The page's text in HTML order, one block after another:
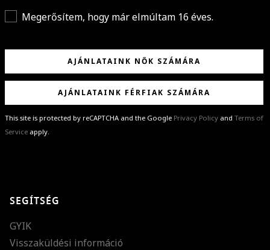
Megerősítem, hogy már elmúltam 16 éves.
AJÁNLATAINK NŐK SZÁMÁRA
AJÁNLATAINK FÉRFIAK SZÁMÁRA
This site is protected by reCAPTCHA and the Google Privacy Policy and Terms of
Service apply.
különleges ajánlatainkat és stílustippjeinket!
SEGÍTSÉG
GYIK
Visszaküldési információ